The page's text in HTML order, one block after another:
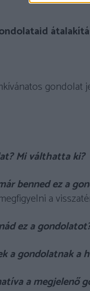
Mi válthatta ki?
benned ez a
a
ez a
a gondolatnak a
a megjelenő